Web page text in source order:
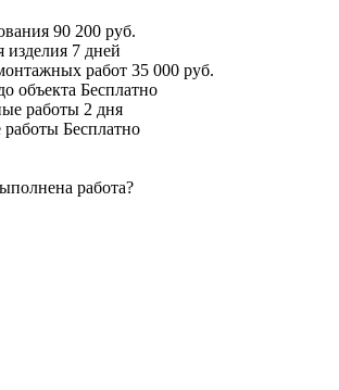
90 200 руб.
изделия 7 дней
работ 35 000 руб.
объекта Бесплатно
работы 2 дня
работы Бесплатно
работа?